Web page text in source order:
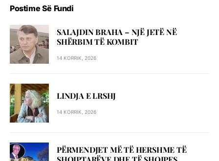
Postime Së Fundi
SALAJDIN BRAHA – NJЁ JETЁ NЁ
SHЁRBIM TЁ KOMBIT
14 KORRIK, 2026
LINDJA E LRSHJ
14 KORRIK, 2026
PËRMENDJET MË TË HERSHME TË